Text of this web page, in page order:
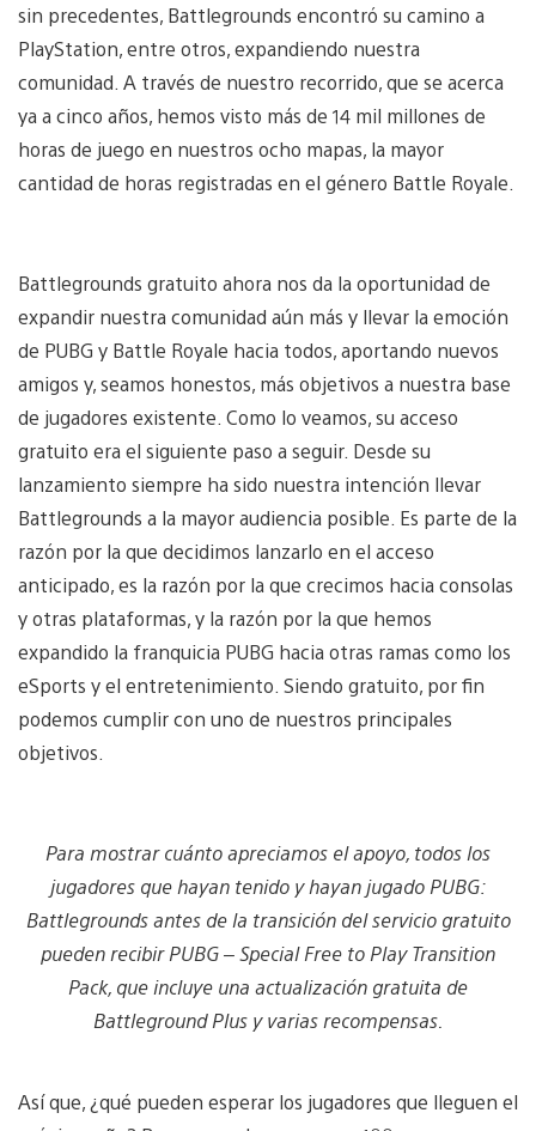
sin precedentes, Battlegrounds encontró su camino a
PlayStation, entre otros, expandiendo nuestra
comunidad. A través de nuestro recorrido, que se acerca
ya a cinco años, hemos visto más de 14 mil millones de
horas de juego en nuestros ocho mapas, la mayor
cantidad de horas registradas en el género Battle Royale.
Battlegrounds gratuito ahora nos da la oportunidad de
expandir nuestra comunidad aún más y llevar la emoción
de PUBG y Battle Royale hacia todos, aportando nuevos
amigos y, seamos honestos, más objetivos a nuestra base
de jugadores existente. Como lo veamos, su acceso
gratuito era el siguiente paso a seguir. Desde su
lanzamiento siempre ha sido nuestra intención llevar
Battlegrounds a la mayor audiencia posible. Es parte de la
razón por la que decidimos lanzarlo en el acceso
anticipado, es la razón por la que crecimos hacia consolas
y otras plataformas, y la razón por la que hemos
expandido la franquicia PUBG hacia otras ramas como los
eSports y el entretenimiento. Siendo gratuito, por fin
podemos cumplir con uno de nuestros principales
objetivos.
Para mostrar cuánto apreciamos el apoyo, todos los
jugadores que hayan tenido y hayan jugado PUBG:
Battlegrounds antes de la transición del servicio gratuito
pueden recibir PUBG – Special Free to Play Transition
Pack, que incluye una actualización gratuita de
Battleground Plus y varias recompensas.
Así que, ¿qué pueden esperar los jugadores que lleguen el